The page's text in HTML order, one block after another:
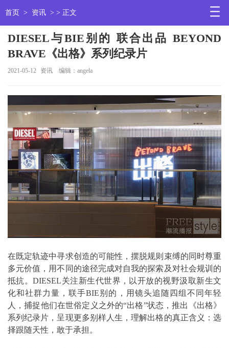
首页 > 资讯 > > 正文
DIESEL与BIE别的 联合出品 BEYOND
BRAVE《出格》系列纪录片
2021-05-12 资讯 编辑：angela
在既定轨迹中寻求创造的可能性，摆脱规则束缚的同时尊重
多元价值，用不同的途径完成对自我的探索及对社会规训的
抵抗。DIESEL关注新生代世界，以开放的视野汲取新生文
化和社群力量，联手BIE别的，用镜头追随四组不同年轻
人，捕捉他们在世俗定义之外的“出格”状态，推出《出格》
系列纪录片，呈现更多别样人生，理解出格的真正含义：选
择跟随天性，敢于承担。